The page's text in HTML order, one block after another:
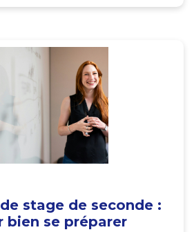
stage de seconde :
bien se préparer